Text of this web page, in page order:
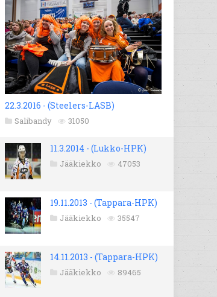
22.3.2016 - (Steelers-LASB)
Salibandy 31050
11.3.2014 - (Lukko-HPK)
Jääkiekko 47053
19.11.2013 - (Tappara-HPK)
Jääkiekko 35547
14.11.2013 - (Tappara-HPK)
Jääkiekko 89465